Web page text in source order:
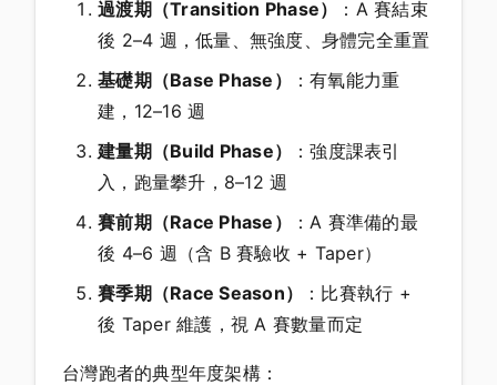
過渡期（Transition Phase）
：A 賽結束
後 2–4 週，低量、無強度、身體完全重置
基礎期（Base Phase）
：有氧能力重
建，12–16 週
建量期（Build Phase）
：強度課表引
入，跑量攀升，8–12 週
賽前期（Race Phase）
：A 賽準備的最
後 4–6 週（含 B 賽驗收 + Taper）
賽季期（Race Season）
：比賽執行 +
後 Taper 維護，視 A 賽數量而定
台灣跑者的典型年度架構：